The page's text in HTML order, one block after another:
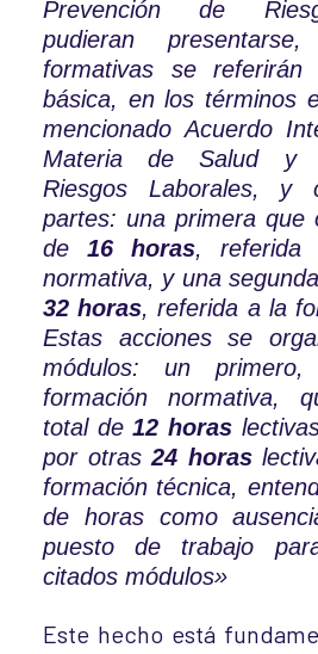
Prevención de
pudieran
formativas se
básica, en los términos
mencionado Acuerdo
Materia de Salud y
Riesgos Laborales, y
partes: una primera que
de 16 horas, referida
normativa, y una
32 horas, referida a la
Estas acciones se
módulos: un
formación normativa,
total de12 horas
por otras24 horas
formación técnica,
de horas como
puesto de trabajo
citados módulos»
Este hecho está